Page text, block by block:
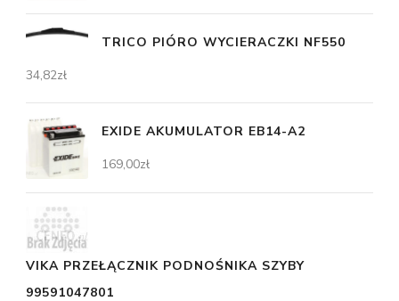
TRICO PIÓRO WYCIERACZKI NF550
34,82zł
EXIDE AKUMULATOR EB14-A2
169,00zł
VIKA PRZEŁĄCZNIK PODNOŚNIKA SZYBY
99591047801